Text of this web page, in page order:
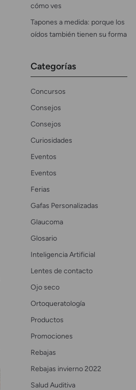
cómo ves
Tapones a medida: porque los
oídos también tienen su forma
Categorías
Concursos
Consejos
Consejos
Curiosidades
Eventos
Eventos
Ferias
Gafas Personalizadas
Glaucoma
Glosario
Inteligencia Artificial
Lentes de contacto
Ojo seco
Ortoqueratología
Productos
Promociones
Rebajas
Rebajas invierno 2022
Salud Auditiva